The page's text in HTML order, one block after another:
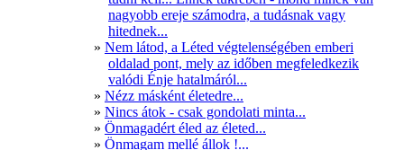
nagyobb ereje számodra, a tudásnak vagy
hitednek...
Nem látod, a Léted végtelenségében emberi
oldalad pont, mely az időben megfeledkezik
valódi Énje hatalmáról...
Nézz másként életedre...
Nincs átok - csak gondolati minta...
Önmagadért éled az életed...
Önmagam mellé állok !...